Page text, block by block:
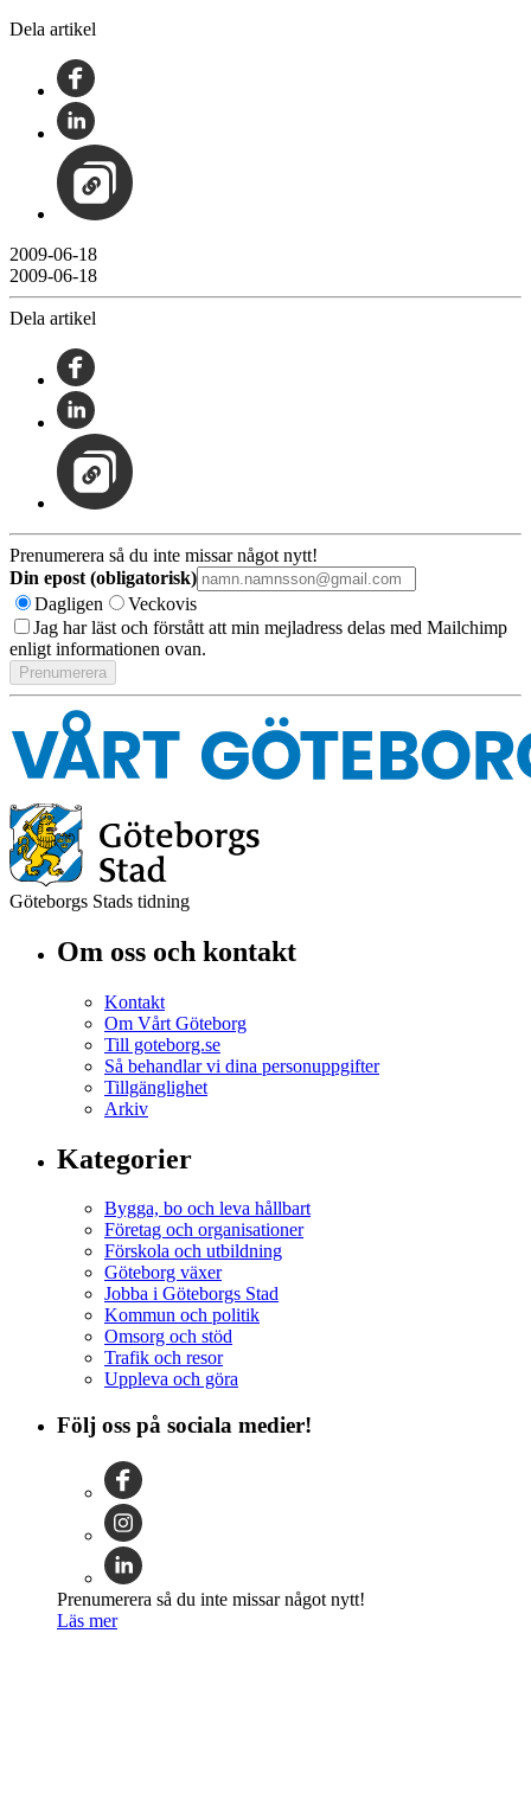
Dela artikel
2009-06-18
2009-06-18
Dela artikel
Prenumerera så du inte missar något nytt!
Din epost (obligatorisk)
Dagligen
Veckovis
Jag har läst och förstått att min mejladress delas med Mailchimp
enligt informationen ovan.
Göteborgs Stads tidning
Om oss och kontakt
Kontakt
Om Vårt Göteborg
Till goteborg.se
Så behandlar vi dina personuppgifter
Tillgänglighet
Arkiv
Kategorier
Bygga, bo och leva hållbart
Företag och organisationer
Förskola och utbildning
Göteborg växer
Jobba i Göteborgs Stad
Kommun och politik
Omsorg och stöd
Trafik och resor
Uppleva och göra
Följ oss på sociala medier!
Prenumerera så du inte missar något nytt!
Läs mer